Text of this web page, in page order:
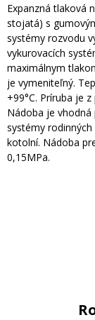
Expanzná tlaková
stojatá) s
systémy rozvodu
vykurovacích
maximálnym
je vymeniteľný.
+99°C. Príruba je
Nádoba je vhodná
systémy
kotolní. Nádoba
0,15MPa.